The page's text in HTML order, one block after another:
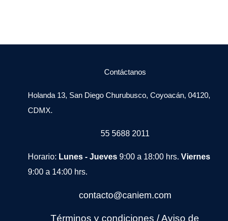
Contáctanos
Holanda 13, San Diego Churubusco, Coyoacán, 04120,
CDMX.
55 5688 2011
Horario: Lunes - Jueves 9:00 a 18:00 hrs. Viernes
9:00 a 14:00 hrs.
contacto@caniem.com
Términos y condiciones /Aviso de